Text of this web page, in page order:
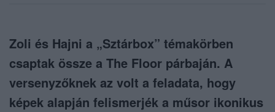
Zoli és Hajni a „Sztárbox” témakörben
csaptak össze a The Floor párbaján. A
versenyzőknek az volt a feladata, hogy
képek alapján felismerjék a műsor ikonikus